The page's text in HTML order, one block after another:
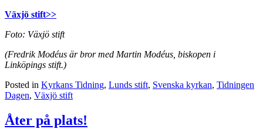
Växjö stift>>
Foto: Växjö stift
(Fredrik Modéus är bror med Martin Modéus, biskopen i
Linköpings stift.)
Posted in Kyrkans Tidning, Lunds stift, Svenska kyrkan, Tidningen
Dagen, Växjö stift
Åter på plats!